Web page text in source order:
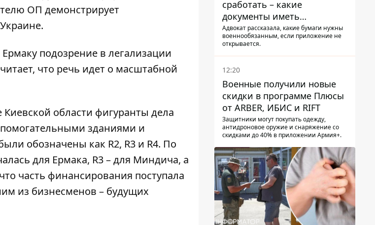
ОП демонстрирует
подозрение в легализации
что речь идет о масштабной
области фигуранты дела
зданиями и
обозначены как R2, R3 и R4. По
для Ермака, R3 – для Миндича, а
часть финансирования поступала
из бизнесменов – будущих
сработать – какие
документы иметь
мужчинам, чтобы не
попасть в ТЦК
Адвокат рассказала, какие бумаги нужны
военнообязанным, если приложение не
открывается.
12:20
Военные получили новые
скидки в программе Плюсы
от ARBER, ИБИС и RIFT
Защитники могут покупать одежду,
антидроновое оружие и снаряжение со
скидками до 40% в приложении Армия+.